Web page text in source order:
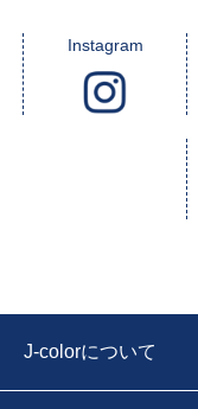
Instagram
J-colorについて